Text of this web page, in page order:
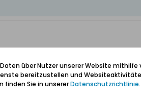
bereits:
über Nutzer unserer Website mithilfe
bereitzustellen und
finden Sie in unsererDatenschutzrichtlinie.